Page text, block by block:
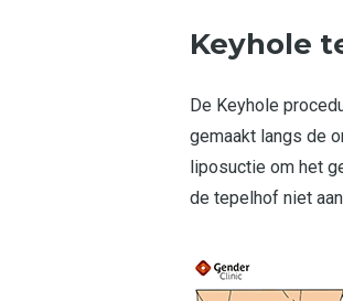
Keyhole
De Keyhole
gemaakt langs de
liposuctie om het
de tepelhof niet